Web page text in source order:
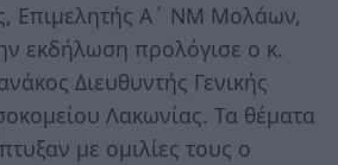
Επιμελητής Α΄ ΝΜ Μολάων,
εκδήλωση προλόγισε ο κ.
Διευθυντής Γενικής
Λακωνίας. Τα θέματα
με ομιλίες τους ο